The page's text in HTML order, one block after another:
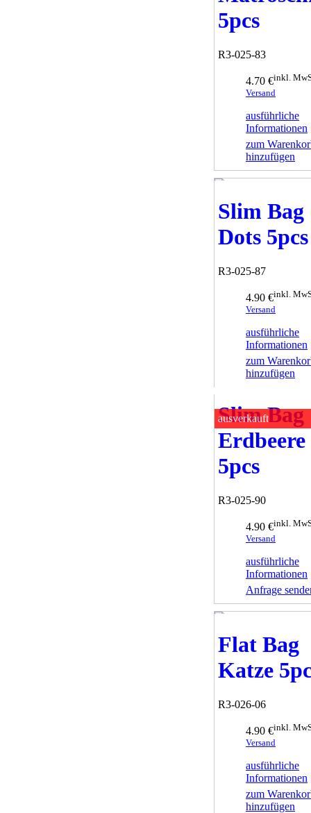
5pcs
R3-025-83
4.70 €inkl.
Versand
ausführliche
Informationen
zum
hinzufügen
Slim Bag
Dots 5pcs
R3-025-87
4.90 €inkl.
Versand
ausführliche
Informationen
zum
hinzufügen
ausverkauft
Slim Bag
Erdbeere
5pcs
R3-025-90
4.90 €inkl.
Versand
ausführliche
Informationen
Anfrage
Flat Bag
Katze
R3-026-06
4.90 €inkl.
Versand
ausführliche
Informationen
zum
hinzufügen